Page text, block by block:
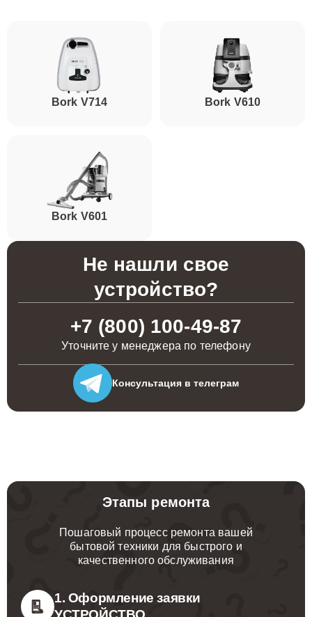
Bork V714 Bork V610
Bork V601
Не нашли свое
устройство?
+7 (800) 100-49-87
Уточните у менеджера по телефону
Консультация в телеграм
Этапы ремонта
Пошаговый процесс ремонта вашей
бытовой техники для быстрого и
качественного обслуживания
1. Оформление заявки